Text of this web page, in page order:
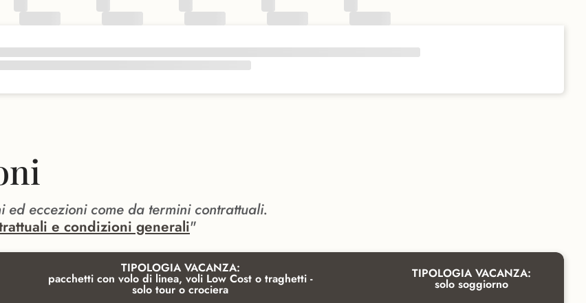
eccezioni come da termini contrattuali.
e condizioni generali"
TIPOLOGIA VACANZA:
pacchetti con volo di linea, voli Low Cost o traghetti -
solo tour o crociera
TIPOLOGIA VACANZA:
solo soggiorno